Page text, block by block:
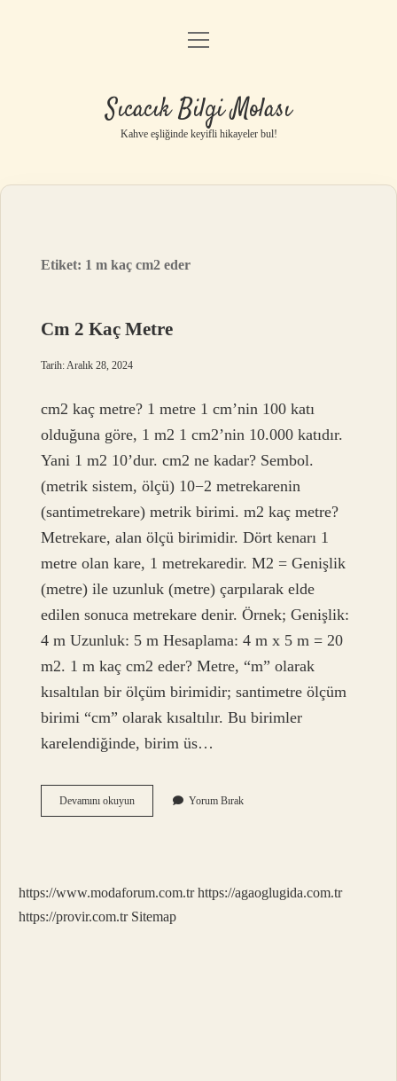
Anasayfa
Yasal Uyarı
menüyü
Sıcacık Bilgi Molası
Kahve eşliğinde keyifli hikayeler bul!
Etiket: 1 m kaç cm2 eder
Cm 2 Kaç Metre
Tarih: Aralık 28, 2024
cm2 kaç metre? 1 metre 1 cm’nin 100 katı
olduğuna göre, 1 m2 1 cm2’nin 10.000 katıdır.
Yani 1 m2 10’dur. cm2 ne kadar? Sembol.
(metrik sistem, ölçü) 10−2 metrekarenin
(santimetrekare) metrik birimi. m2 kaç metre?
Metrekare, alan ölçü birimidir. Dört kenarı 1
metre olan kare, 1 metrekaredir. M2 = Genişlik
(metre) ile uzunluk (metre) çarpılarak elde
edilen sonuca metrekare denir. Örnek; Genişlik:
4 m Uzunluk: 5 m Hesaplama: 4 m x 5 m = 20
m2. 1 m kaç cm2 eder? Metre, “m” olarak
kısaltılan bir ölçüm birimidir; santimetre ölçüm
birimi “cm” olarak kısaltılır. Bu birimler
karelendiğinde, birim üs…
Devamını okuyunCm
2
Yorum Bırak
https://www.modaforum.com.tr https://agaoglugida.com.tr
https://provir.com.tr Sitemap